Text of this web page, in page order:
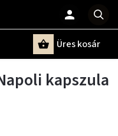
Üres kosár
kapszula